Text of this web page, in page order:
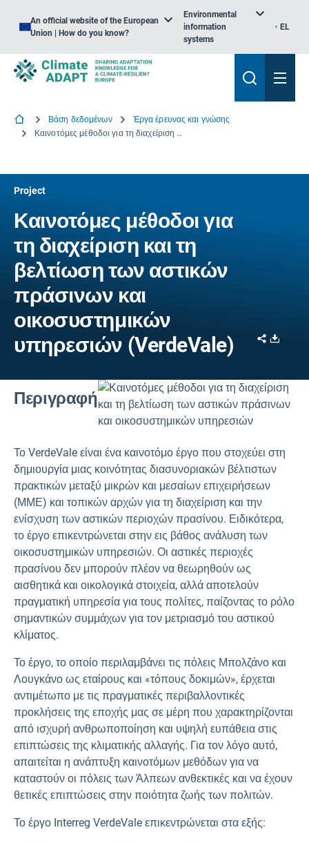
An official website of the European
Union | How do you know?
Environmental
information
systems
EL
Βάση δεδομένων
Έργα έρευνας και γνώσης
Καινοτόμες μέθοδοι για τη διαχείριση και τη βελτίωση των αστικών πράσινων και οικοσυστημικών υπηρεσιών
Project
Καινοτόμες μέθοδοι για
τη διαχείριση και τη
βελτίωση των αστικών
πράσινων και
οικοσυστημικών
υπηρεσιών (VerdeVale)
Share
Περιγραφή
Το VerdeVale είναι ένα καινοτόμο έργο που στοχεύει στη
δημιουργία μιας κοινότητας διασυνοριακών βέλτιστων
πρακτικών μεταξύ μικρών και μεσαίων επιχειρήσεων
(ΜΜΕ) και τοπικών αρχών για τη διαχείριση και την
ενίσχυση των αστικών περιοχών πρασίνου. Ειδικότερα,
το έργο επικεντρώνεται στην εις βάθος ανάλυση των
οικοσυστημικών υπηρεσιών. Οι αστικές περιοχές
πρασίνου δεν μπορούν πλέον να θεωρηθούν ως
αισθητικά και οικολογικά στοιχεία, αλλά αποτελούν
πραγματική υπηρεσία για τους πολίτες, παίζοντας το ρόλο
σημαντικών συμμάχων για τον μετριασμό του αστικού
κλίματος.
Το έργο, το οποίο περιλαμβάνει τις πόλεις Μπολζάνο και
Λουγκάνο ως εταίρους και «τόπους δοκιμών», έρχεται
αντιμέτωπο με τις πραγματικές περιβαλλοντικές
προκλήσεις της εποχής μας σε μέρη που χαρακτηρίζονται
από ισχυρή ανθρωποποίηση και υψηλή ευπάθεια στις
επιπτώσεις της κλιματικής αλλαγής. Για τον λόγο αυτό,
απαιτείται η ανάπτυξη καινοτόμων μεθόδων για να
καταστούν οι πόλεις των Άλπεων ανθεκτικές και να έχουν
θετικές επιπτώσεις στην ποιότητα ζωής των πολιτών.
Το έργο Interreg VerdeVale επικεντρώνεται στα εξής: